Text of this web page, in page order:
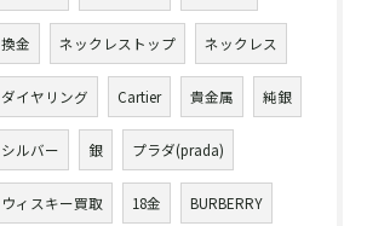
換金 ネックレストップ ネックレス
ダイヤリング Cartier 貴金属 純銀
シルバー 銀 プラダ(prada)
ウィスキー買取 18金 BURBERRY